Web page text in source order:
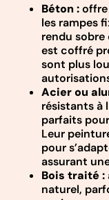
Béton :offre
les rampes
rendu sobre
est coffré
sont plus
Acier ou
résistants à
parfaits
Leur
pour
assurant
Bois traité :
naturel,